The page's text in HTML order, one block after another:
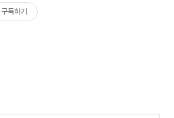
구독하기